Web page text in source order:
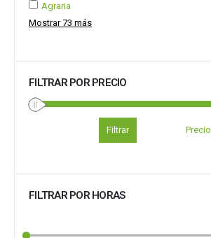
Agraria
Mostrar 73 más
FILTRAR POR PRECIO
Filtrar Precio
FILTRAR POR HORAS